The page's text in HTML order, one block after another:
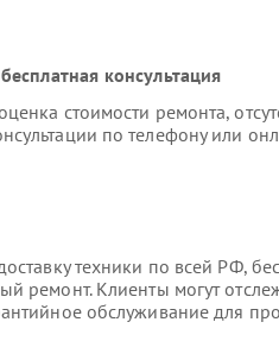
консультация
стоимости ремонта,
по телефону или
техники по всей РФ,
ремонт. Клиенты могут
обслуживание для